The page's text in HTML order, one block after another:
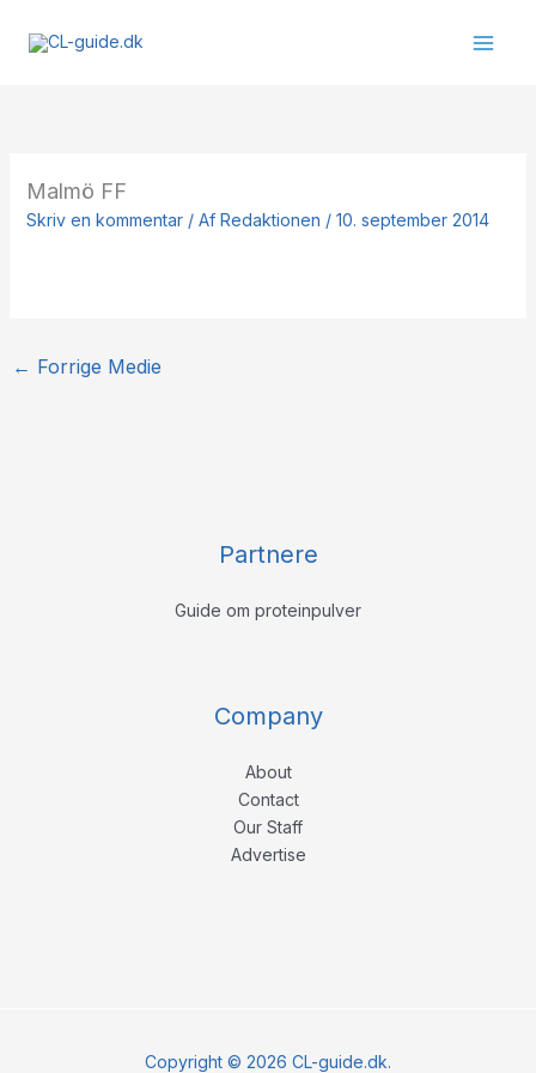
Malmö FF
Skriv en kommentar / Af Redaktionen / 10. september 2014
← Forrige Medie
Partnere
Guide om proteinpulver
Company
About
Contact
Our Staff
Advertise
Copyright © 2026 CL-guide.dk.